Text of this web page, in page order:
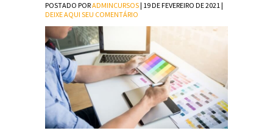
POSTADO PORADMINCURSOS| 19 DE FEVEREIRO DE 2021 |
DEIXE AQUI SEU COMENTÁRIO